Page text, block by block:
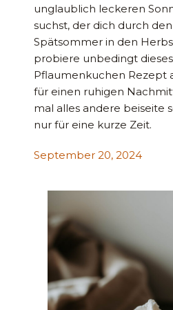
unglaublich leckeren
suchst, der dich durch
Spätsommer in den
probiere unbedingt dieses
Pflaumenkuchen Rezept
für einen ruhigen
mal alles andere beiseite
nur für eine kurze Zeit.
September 20, 2024